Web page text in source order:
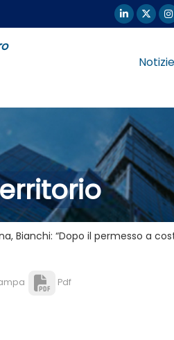
Notizie
Bianchi: “Dopo il permesso a
Pdf